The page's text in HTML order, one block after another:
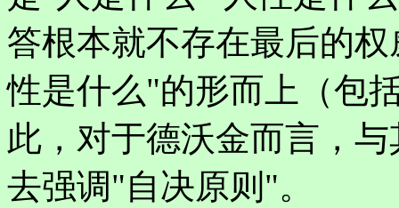
答根本就不存在最后的
性是什么"的形而上（包
此，对于德沃金而言，
去强调"自决原则"。